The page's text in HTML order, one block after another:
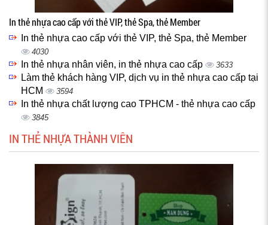
In thẻ nhựa cao cấp với thẻ VIP, thẻ Spa, thẻ Member
In thẻ nhựa cao cấp với thẻ VIP, thẻ Spa, thẻ Member
4030
In thẻ nhựa nhân viên, in thẻ nhựa cao cấp 3633
Làm thẻ khách hàng VIP, dịch vụ in thẻ nhựa cao cấp tại
HCM
3594
In thẻ nhựa chất lượng cao TPHCM - thẻ nhựa cao cấp
3845
IN THẺ NHỰA THÀNH VIÊN